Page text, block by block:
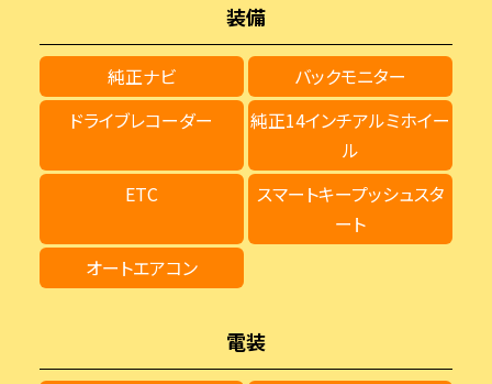
装備
純正ナビ
バックモニター
ドライブレコーダー
純正14インチアルミホイー
ル
ETC
スマートキープッシュスタ
ート
オートエアコン
電装